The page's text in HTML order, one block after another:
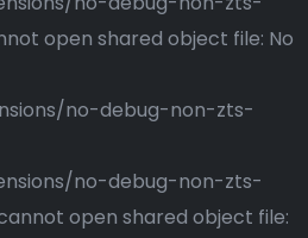
open shared object file: No
no-debug-non-zts-
no-debug-non-zts-
open shared object file: